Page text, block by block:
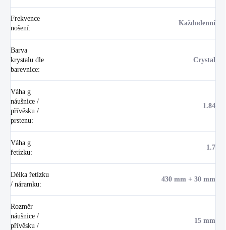
Frekvence
nošení:
Každodenní
Barva
krystalu dle
barevnice:
Crystal
Váha g
náušnice /
přívěsku /
prstenu:
1.84
Váha g
řetízku:
1.7
Délka řetízku
/ náramku:
430 mm + 30 mm
Rozměr
náušnice /
přívěsku /
15 mm